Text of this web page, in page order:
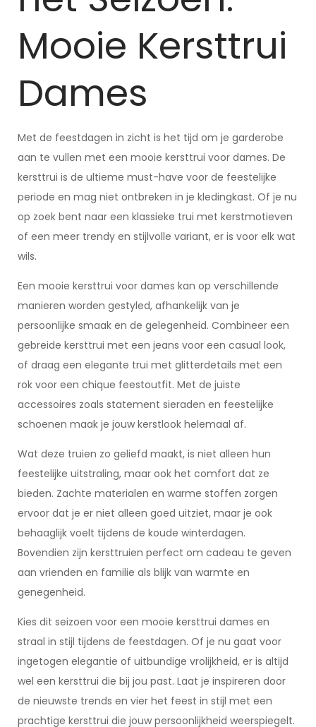
Mooie Kersttrui
Dames
Met de feestdagen in zicht is het tijd om je garderobe
aan te vullen met een mooie kersttrui voor dames. De
kersttrui is de ultieme must-have voor de feestelijke
periode en mag niet ontbreken in je kledingkast. Of je nu
op zoek bent naar een klassieke trui met kerstmotieven
of een meer trendy en stijlvolle variant, er is voor elk wat
wils.
Een mooie kersttrui voor dames kan op verschillende
manieren worden gestyled, afhankelijk van je
persoonlijke smaak en de gelegenheid. Combineer een
gebreide kersttrui met een jeans voor een casual look,
of draag een elegante trui met glitterdetails met een
rok voor een chique feestoutfit. Met de juiste
accessoires zoals statement sieraden en feestelijke
schoenen maak je jouw kerstlook helemaal af.
Wat deze truien zo geliefd maakt, is niet alleen hun
feestelijke uitstraling, maar ook het comfort dat ze
bieden. Zachte materialen en warme stoffen zorgen
ervoor dat je er niet alleen goed uitziet, maar je ook
behaaglijk voelt tijdens de koude winterdagen.
Bovendien zijn kersttruien perfect om cadeau te geven
aan vrienden en familie als blijk van warmte en
genegenheid.
Kies dit seizoen voor een mooie kersttrui dames en
straal in stijl tijdens de feestdagen. Of je nu gaat voor
ingetogen elegantie of uitbundige vrolijkheid, er is altijd
wel een kersttrui die bij jou past. Laat je inspireren door
de nieuwste trends en vier het feest in stijl met een
prachtige kersttrui die jouw persoonlijkheid weerspiegelt.